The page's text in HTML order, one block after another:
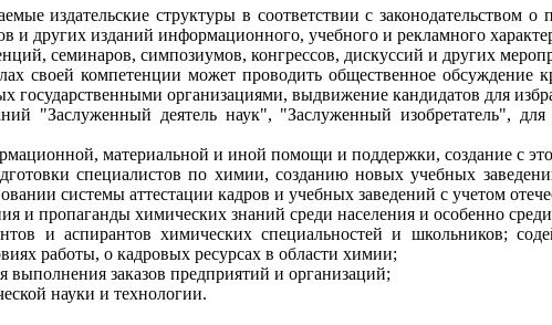
издательские структуры в соответствии с
и других изданий информационного, учебного и рекламного
семинаров, симпозиумов, конгрессов, дискуссий и других
своей компетенции может проводить общественное
государственными организациями, выдвижение кандидатов для
"Заслуженный деятель наук", "Заслуженный изобретатель",
материальной и иной помощи и поддержки, создание с
специалистов по химии, созданию новых учебных
системы аттестации кадров и учебных заведений с учетом
и пропаганды химических знаний среди населения и особенно
и аспирантов химических специальностей и школьников;
работы, о кадровых ресурсах в области химии;
заказов предприятий и организаций;
науки и технологии.